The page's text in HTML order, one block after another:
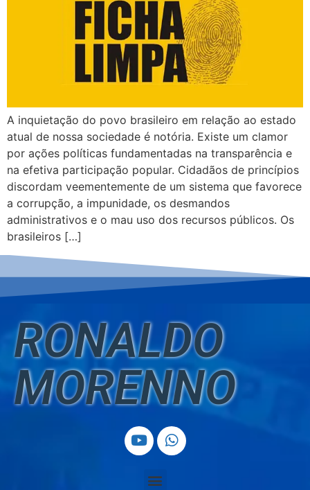
A inquietação do povo brasileiro em relação ao estado
atual de nossa sociedade é notória. Existe um clamor
por ações políticas fundamentadas na transparência e
na efetiva participação popular. Cidadãos de princípios
discordam veementemente de um sistema que favorece
a corrupção, a impunidade, os desmandos
administrativos e o mau uso dos recursos públicos. Os
brasileiros […]
RONALDO
MORENNO